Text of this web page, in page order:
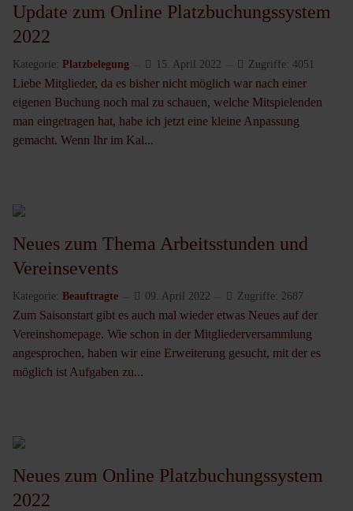
Update zum Online Platzbuchungssystem
2022
Kategorie: Platzbelegung 15. April 2022 Zugriffe: 4051
Liebe Mitglieder, da es bisher nicht möglich war nach einer
eigenen Buchung noch mal zu schauen, welche Mitspielenden
man eingetragen hat, habe ich jetzt eine kleine Anpassung
gemacht. Wenn Ihr im Kal...
Neues zum Thema Arbeitsstunden und
Vereinsevents
Kategorie: Beauftragte 09. April 2022 Zugriffe: 2687
Zum Saisonstart gibt es auch mal wieder etwas Neues auf der
Vereinshomepage. Wie schon in der Mitgliederversammlung
angesprochen, haben wir eine Erweiterung gesucht, mit der es
möglich ist Aufgaben zu...
Neues zum Online Platzbuchungssystem
2022